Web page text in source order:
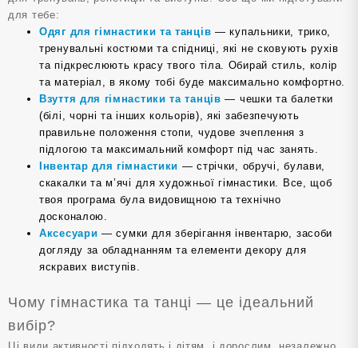
для тебе:
Одяг для гімнастики та танців — купальники, трико,
тренувальні костюми та спідниці, які не сковують рухів
та підкреслюють красу твого тіла. Обирай стиль, колір
та матеріал, в якому тобі буде максимально комфортно.
Взуття для гімнастики та танців — чешки та балетки
(білі, чорні та інших кольорів), які забезпечують
правильне положення стопи, чудове зчеплення з
підлогою та максимальний комфорт під час занять.
Інвентар для гімнастики — стрічки, обручі, булави,
скакалки та м’ячі для художньої гімнастики. Все, щоб
твоя програма була видовищною та технічно
досконалою.
Аксесуари — сумки для зберігання інвентарю, засоби
догляду за обладнанням та елементи декору для
яскравих виступів.
Чому гімнастика та танці — це ідеальний
вибір?